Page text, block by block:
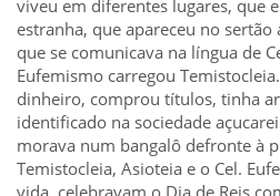
viveu em diferentes lugares, que
estranha, que apareceu no
que se comunicava na língua de
Eufemismo carregou
dinheiro, comprou títulos, tinha
identificado na sociedade
morava num bangalô defronte à
Temistocleia, Asioteia e o Cel.
vida, celebravam o Dia de Reis